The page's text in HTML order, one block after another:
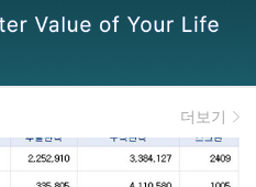
더보기